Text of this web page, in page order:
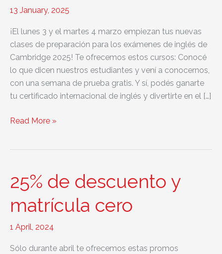
13 January, 2025
¡El lunes 3 y el martes 4 marzo empiezan tus nuevas
clases de preparación para los exámenes de inglés de
Cambridge 2025! Te ofrecemos estos cursos: Conocé
lo que dicen nuestros estudiantes y vení a conocernos,
con una semana de prueba gratis. Y sí, podés ganarte
tu certificado internacional de inglés y divertirte en el […]
¡La
inglés
comienza
en
Read More »
25% de descuento y
matrícula cero
1 April, 2024
Sólo durante abril te ofrecemos estas promos